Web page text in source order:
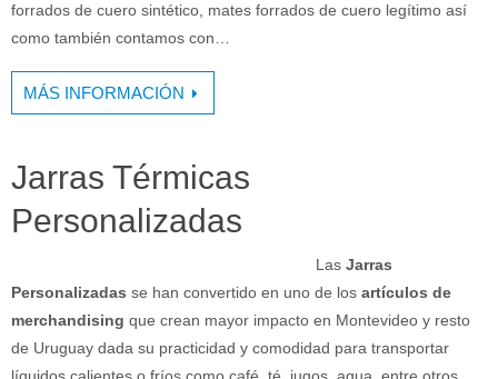
forrados de cuero sintético, mates forrados de cuero legítimo así
como también contamos con…
MÁS INFORMACIÓN
Jarras Térmicas
Personalizadas
Las Jarras
Personalizadas se han convertido en uno de los artículos de
merchandising que crean mayor impacto en Montevideo y resto
de Uruguay dada su practicidad y comodidad para transportar